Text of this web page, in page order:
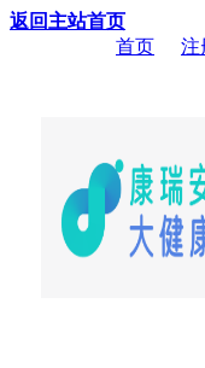
返回主站首页
首页 注